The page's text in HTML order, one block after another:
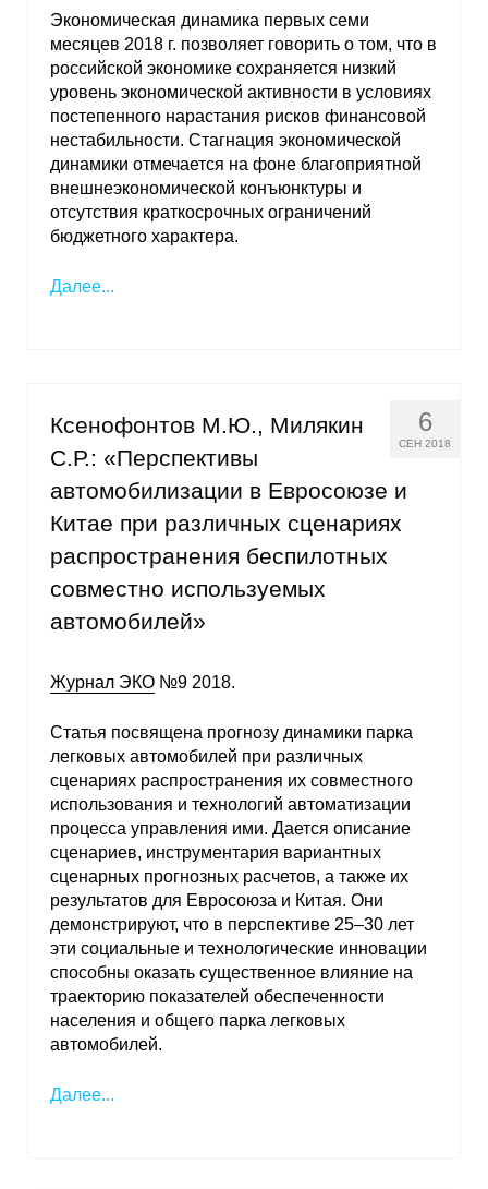
Экономическая динамика первых семи
месяцев 2018 г. позволяет говорить о том, что в
российской экономике сохраняется низкий
уровень экономической активности в условиях
постепенного нарастания рисков финансовой
нестабильности. Стагнация экономической
динамики отмечается на фоне благоприятной
внешнеэкономической конъюнктуры и
отсутствия краткосрочных ограничений
бюджетного характера.
Далее...
6
СЕН 2018
Ксенофонтов М.Ю., Милякин
С.Р.: «Перспективы
автомобилизации в Евросоюзе и
Китае при различных сценариях
распространения беспилотных
совместно используемых
автомобилей»
Журнал ЭКО №9 2018.
Статья посвящена прогнозу динамики парка
легковых автомобилей при различных
сценариях распространения их совместного
использования и технологий автоматизации
процесса управления ими. Дается описание
сценариев, инструментария вариантных
сценарных прогнозных расчетов, а также их
результатов для Евросоюза и Китая. Они
демонстрируют, что в перспективе 25–30 лет
эти социальные и технологические инновации
способны оказать существенное влияние на
траекторию показателей обеспеченности
населения и общего парка легковых
автомобилей.
Далее...